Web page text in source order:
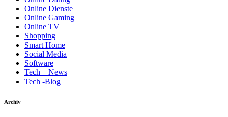
Online Dienste
Online Gaming
Online TV
Shopping
Smart Home
Social Media
Software
Tech – News
Tech -Blog
Archiv